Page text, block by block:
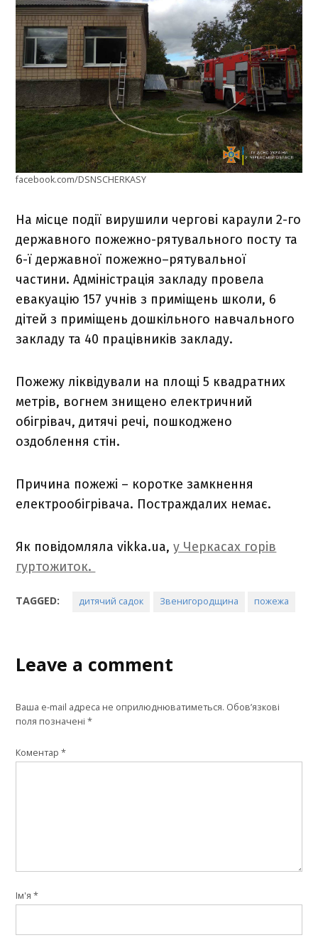
facebook.com/DSNSCHERKASY
На місце події вирушили чергові караули 2-го
державного пожежно-рятувального посту та
6-ї державної пожежно–рятувальної
частини. Адміністрація закладу провела
евакуацію 157 учнів з приміщень школи, 6
дітей з приміщень дошкільного навчального
закладу та 40 працівників закладу.
Пожежу ліквідували на площі 5 квадратних
метрів, вогнем знищено електричний
обігрівач, дитячі речі, пошкоджено
оздоблення стін.
Причина пожежі – коротке замкнення
електрообігрівача. Постраждалих немає.
Як повідомляла vikka.ua,у Черкасах горів
гуртожиток.
TAGGED: дитячий садок Звенигородщина пожежа
Leave a comment
Ваша e-mail адреса не оприлюднюватиметься. Обов’язкові
поля позначені*
Коментар*
Ім'я*